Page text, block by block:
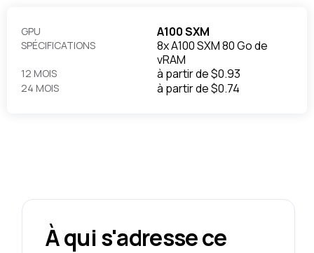
GPU A100 SXM
SPÉCIFICATIONS
8x A100 SXM 80 Go de
vRAM
12 MOIS à partir de$0.93
24 MOIS à partir de$0.74
À qui s'adresse ce